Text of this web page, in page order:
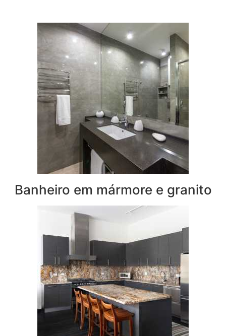
Banheiro em mármore e granito